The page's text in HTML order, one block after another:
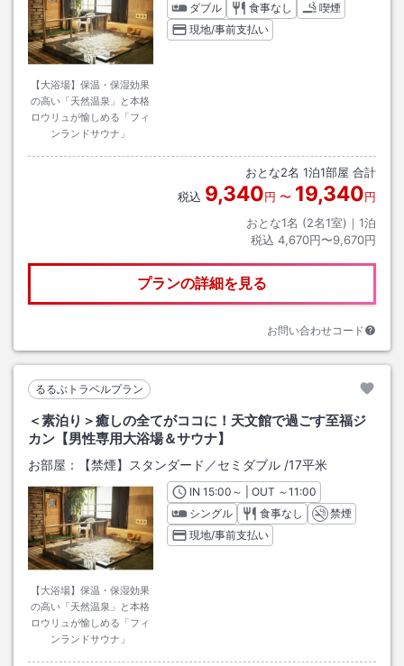
【大浴場】保温・保湿効果
の高い「天然温泉」と本格
ロウリュが愉しめる「フィ
ンランドサウナ」
ダブル
食事なし
喫煙
現地/事前支払い
おとな2名 1泊1部屋 合計
税込 9,340円 〜 19,340円
おとな1名 (2名1室)｜ 1泊
税込 4,670円〜9,670円
プランの詳細を見る
お問い合わせコード
るるぶトラベルプラン
＜素泊り＞癒しの全てがココに！天文館で過ごす至福ジ
カン【男性専用大浴場＆サウナ】
お部屋： 【禁煙】スタンダード／セミダブル /17平米
【大浴場】保温・保湿効果
の高い「天然温泉」と本格
ロウリュが愉しめる「フィ
ンランドサウナ」
INチェックイン
15:00 ～ | OUT チェックアウト
～11:00
シングル
食事なし
禁煙
現地/事前支払い